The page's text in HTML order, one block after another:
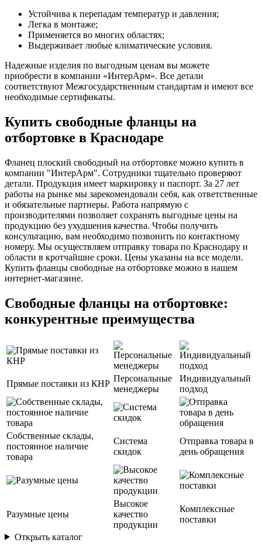
Устойчива к перепадам температур и давления;
Легка в монтаже;
Применяется во многих областях;
Выдерживает любые климатические условия.
Надежные изделия по выгодным ценам вы можете
приобрести в компании «ИнтерАрм». Все детали
соответствуют Межгосударственным стандартам и имеют все
необходимые сертификаты.
Купить свободные фланцы на
отбортовке в Краснодаре
Фланец плоский свободный на отбортовке можно купить в
компании "ИнтерАрм". Сотрудники тщательно проверяют
детали. Продукция имеет маркировку и паспорт. За 27 лет
работы на рынке мы зарекомендовали себя, как ответственные
и обязательные партнеры. Работа напрямую с
производителями позволяет сохранять выгодные цены на
продукцию без ухудшения качества. Чтобы получить
консультацию, вам необходимо позвонить по контактному
номеру. Мы осуществляем отправку товара по Краснодару и
области в кротчайшие сроки. Цены указаны на все модели.
Купить фланцы свободные на отбортовке можно в нашем
интернет-магазине.
Свободные фланцы на отбортовке:
конкурентные преимущества
Прямые поставки из КНР
Персональные
менеджеры
Индивидуальный
подход
Собственные склады,
постоянное наличие
товара
Система
скидок
Отправка товара в
день обращения
Разумные цены
Высокое
качество
продукции
Комплексные
поставки
Открыть каталог